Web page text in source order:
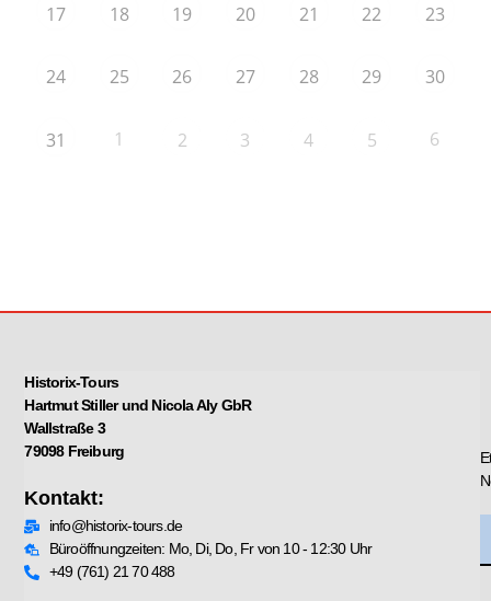
17 18 19 20 21 22 23
24 25 26 27 28 29 30
31 1 2 3 4 5 6
Historix-Tours
Hartmut Stiller und Nicola Aly GbR
Wallstraße 3
79098 Freiburg
Kontakt:
info@historix-tours.de
Büroöffnungzeiten: Mo, Di, Do, Fr von 10 - 12:30 Uhr
+49 (761) 21 70 488